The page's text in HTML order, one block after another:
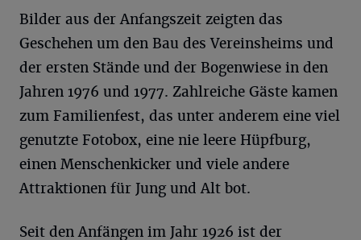
Bilder aus der Anfangszeit zeigten das
Geschehen um den Bau des Vereinsheims und
der ersten Stände und der Bogenwiese in den
Jahren 1976 und 1977. Zahlreiche Gäste kamen
zum Familienfest, das unter anderem eine viel
genutzte Fotobox, eine nie leere Hüpfburg,
einen Menschenkicker und viele andere
Attraktionen für Jung und Alt bot.
Seit den Anfängen im Jahr 1926 ist der